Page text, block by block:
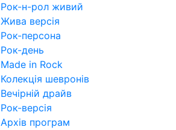
Рок-н-рол живий
Жива версія
Рок-персона
Рок-день
Made in Rock
Колекція шевронів
Вечірній драйв
Рок-версія
Архів програм